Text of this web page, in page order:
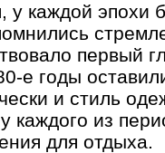
у каждой эпохи
первый
е годы
и стиль
каждого из
для отдыха.